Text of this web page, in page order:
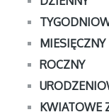
MIESIĘCZNY
ROCZNY
KWIATOWE